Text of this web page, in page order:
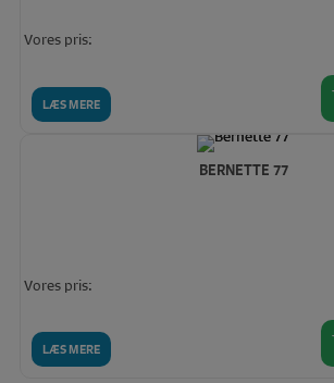
LÆS MERE
Vores pris:
BERNETTE 77
LÆS MERE
Vores pris: